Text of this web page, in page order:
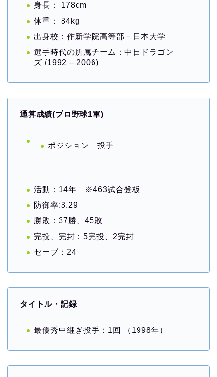
身長： 178cm
体重： 84kg
出身校：作新学院高等部－日本大学
選手時代の所属チーム：中日ドラゴン
ズ (1992 – 2006)
通算成績(プロ野球1軍)
ポジション：投手
活動：14年 ※463試合登板
防御率:3.29
勝敗：37勝、45敗
完投、完封：5完投、2完封
セーブ：24
タイトル・記録
最優秀中継ぎ投手：1回 （1998年）